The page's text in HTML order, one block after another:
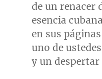
de un renacer
esencia
en sus
uno de
y un